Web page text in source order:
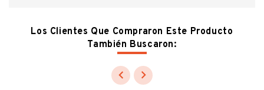
Los Clientes Que Compraron Este Producto
También Buscaron:
 